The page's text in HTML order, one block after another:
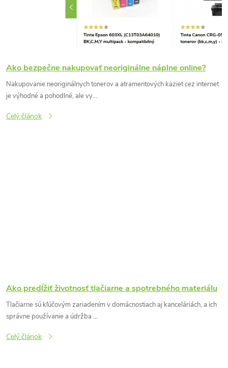
l
á
n
Ako bezpečne nakupovať neoriginálne náplne online?
Nakupovanie neoriginálnych tonerov a atramentových kaziet cez internet
je výhodné a pohodlné, ale vy...
Celý článok
Ako predĺžiť životnosť tlačiarne a spotrebného materiálu
Tlačiarne sú kľúčovým zariadením v domácnostiach aj kanceláriách, a ich
správne používanie a údržba ...
Celý článok